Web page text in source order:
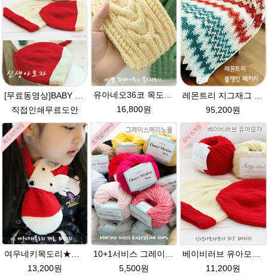
[무료동영상]BABY 신생아모자뜨기]베이비러브 유아모자 / 코 만들기 몰라도 뜨개질 동영상으로 쉽게 모자를 제작. 쉬운 태교 모자DIY뜨기
직접인쇄무료도안
유아네오36코 목도리뜨기★에이미울/유아목도리/아기목도리뜨개질
16,800원
레몬트리 지그재그 블랭킷★에이미울 뜨개실DIY 코바늘뜨기 손뜨개무릎담요/부드러운 아기 베이비 털실
95,200원
13,200원
5,500원
11,200원